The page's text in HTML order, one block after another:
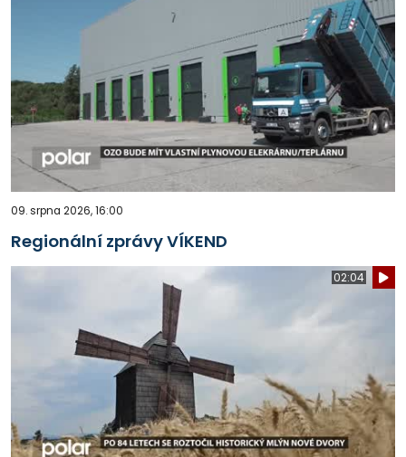
09. srpna 2026, 16:00
Regionální zprávy VÍKEND
02:04